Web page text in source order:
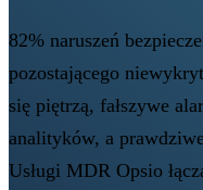
82% naruszeń
pozostającego
się piętrzą, fałszywe
analityków, a
Usługi MDR Opsio